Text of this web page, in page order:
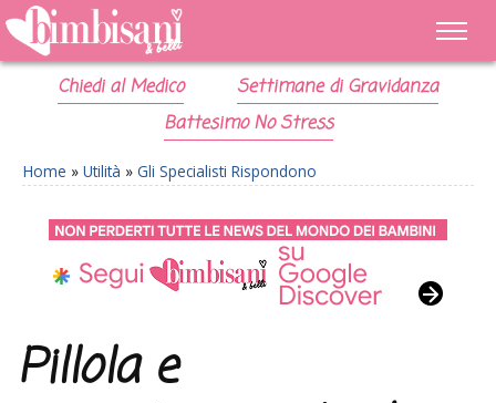
Chiedi al Medico
Settimane di Gravidanza
Battesimo No Stress
Home » Utilità » Gli Specialisti Rispondono
Pillola e